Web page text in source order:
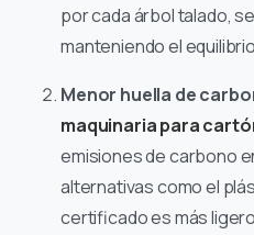
por cada árbol talado,
manteniendo el
Menor huella de
maquinaria para
emisiones de carbono
alternativas como el
certificado es más